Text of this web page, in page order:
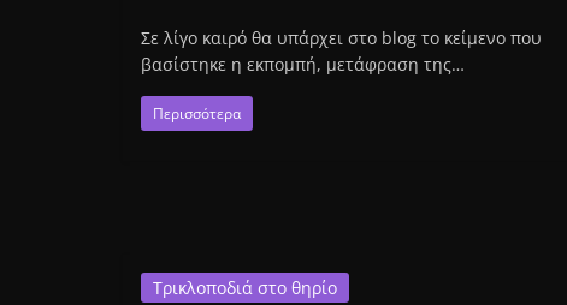
Σε λίγο καιρό θα υπάρχει στο blog το κείμενο που
βασίστηκε η εκπομπή, μετάφραση της…
Περισσότερα
Τρικλοποδιά στο θηρίο